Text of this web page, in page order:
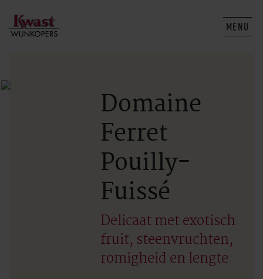
MENU
Domaine
Ferret
Pouilly-
Fuissé
Delicaat met exotisch
fruit, steenvruchten,
romigheid en lengte